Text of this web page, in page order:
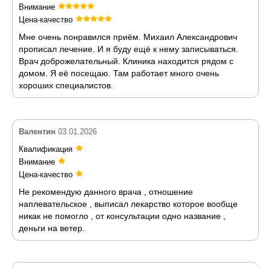
Внимание
Цена-качество
Мне очень понравился приём. Михаил Александрович
прописал лечение. И я буду ещё к нему записываться.
Врач доброжелательный. Клиника находится рядом с
домом. Я её посещаю. Там работает много очень
хороших специалистов.
Валентин 03.01.2026
Квалификация
Внимание
Цена-качество
Не рекомендую данного врача , отношение
наплевательское , выписал лекарство которое вообще
никак не помогло , от консультации одно название ,
деньги на ветер.